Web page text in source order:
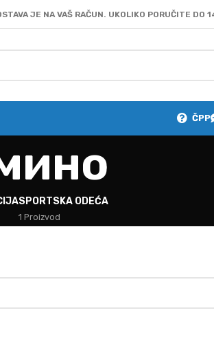
JE NA VAŠ RAČUN. UKOLIKO PORUČITE DO
ČPP
SPORTSKA ODEĆA
1 Proizvod